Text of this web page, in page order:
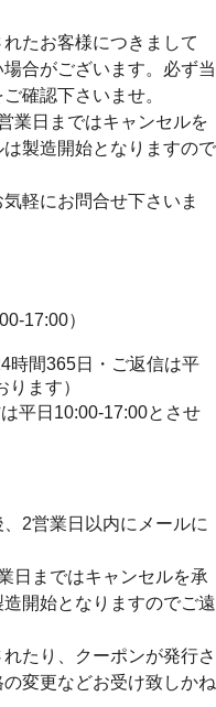
たお客様につきまして
合がございます。必ず当
確認下さいませ。
業日まではキャンセルを
製造開始となりますので
軽にお問合せ下さいま
17:00）
時間365日・ご返信は平
ます）
平日10:00-17:00とさせ
2営業日以内にメールに
日まではキャンセルを承
開始となりますのでご遠
たり、クーポンが発行さ
変更などお受け致しかね